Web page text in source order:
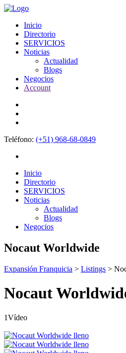
Inicio
Directorio
SERVICIOS
Noticias
Actualidad
Blogs
Negocios
Account
Teléfono: (+51) 968-68-0849
Inicio
Directorio
SERVICIOS
Noticias
Actualidad
Blogs
Negocios
Nocaut Worldwide
Expansión Franquicia > Listings >
Nocaut
1Vídeo